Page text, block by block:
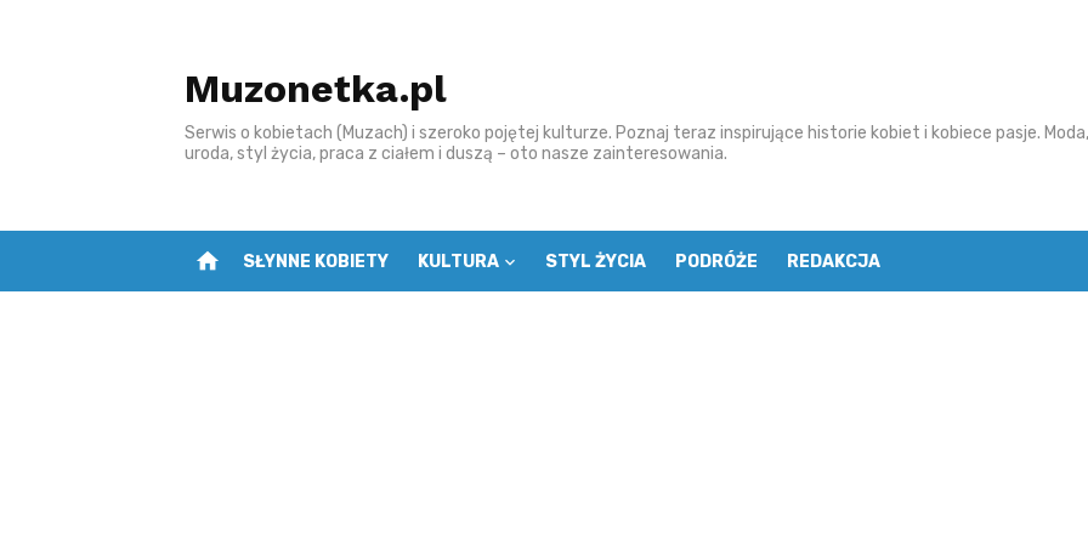
Muzonetka.pl
Serwis o kobietach (Muzach) i szeroko pojętej kulturze. Poznaj teraz inspirujące historie kobiet i kobiece pasje. Moda,
uroda, styl życia, praca z ciałem i duszą – oto nasze zainteresowania.
home SŁYNNE KOBIETY KULTURA STYL ŻYCIA PODRÓŻE REDAKCJA